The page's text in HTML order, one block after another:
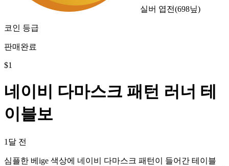
실버 엽전(698닢)
코인 등급
판매완료
$1
네이비 다마스크 패턴 러너 테
이블보
1달 전
심플한 베ige 색상에 네이비 다마스크 패턴이 들어간 테이블